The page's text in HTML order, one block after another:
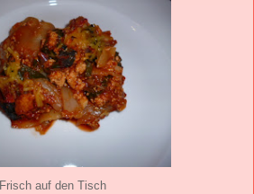
Frisch auf den Tisch